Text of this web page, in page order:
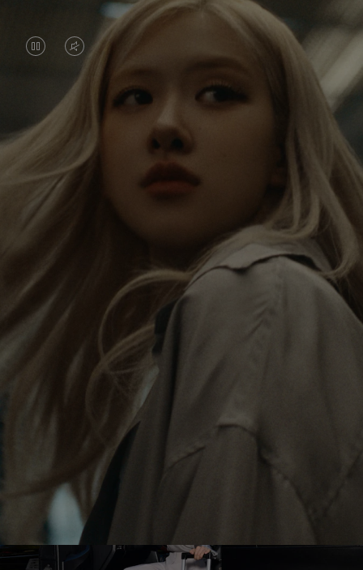
VIDEO
PAUSED,
PLEASE
PRESS
TO
VIDEO
IS
MUTED,
PLEASE
PRESS
UNMUTE
常に世界を旅するロゼ。ひとつひとつの旅が彼女
に新しい視点をもたらし、大きな影響を与えてい
ます。 新たな目的地にたどり着くたびに、彼女
は、世界を、そして自分自身を再発見するので
彼女が愛用する RIMOWA Classic キャビン は、さ
まざまな旅の思い出を彼女に蘇らせます。ひとつ
ひとつのステッカー、傷跡、へこみが、彼女の旅
の軌跡です。